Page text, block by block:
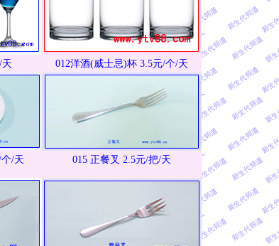
天 012洋酒(威士忌)杯 3.5元/个/天
/天 015 正餐叉 2.5元/把/天